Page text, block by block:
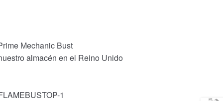
Mechanic Bust
almacén en el Reino Unido
1